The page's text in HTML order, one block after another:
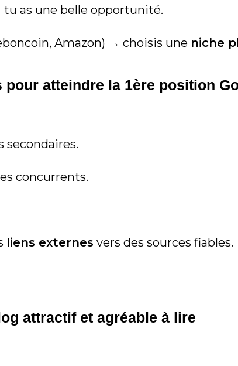
as une belle opportunité.
Amazon) → choisis une niche
atteindre la 1ère position
secondaires.
concurrents.
liens externes vers des sources fiables.
attractif et agréable à lire